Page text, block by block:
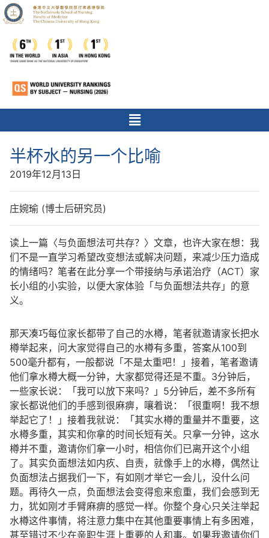
半杯水的另一个比喻
2019年12月13日
庄婉瑜 (博士后研究员)
读上一篇〈与负面想法可共存？〉文章，也许大家在想：我
们不是一直学习希望改变想法或解决问题，来减少压力造成
的情绪吗？笔者在此分享一个带接纳与承诺治疗（ACT）家
长小组的小实验，以便大家体验「与负面想法共存」的意
义。
那天凑巧每位家长都带了自己的水樽，笔者就邀请家长把水
樽举起来，问大家觉得自己的水樽有多重，答案从100到
500毫升都有，一般都说「不是太重吧！」接着，笔者邀请
他们拿水樽大概一分钟，大家都觉得还是不重。3分钟后，
一些家长说：「我可以放下来吗？」5分钟后，差不多所有
家长都说他们的手感到很麻痹，嚷着说：「很重啊！我不想
举起它了！」接着我就说：「其实水樽的重量并不重要，这
水樽多重，其实和你拿的时间长短有关。只拿一分钟，这水
樽并不重，邀请你们拿一小时，相信你们已离开这个小组
了。其实负面想法如内疚、自责，就像手上的水樽，偶然让
负面想法占据我们一下，有如刚才举它一会儿，没什么问
题。再待久一点，负面想法会变得愈来愈重，我们会感到无
力，犹如刚才手臂麻痹的感觉一样。你整个身心只关注举起
水樽这件事情，将注意力集中在其他重要事情上有多困难，
甚至错过不少在亲职生涯上重要的人和事。如果我邀请你们